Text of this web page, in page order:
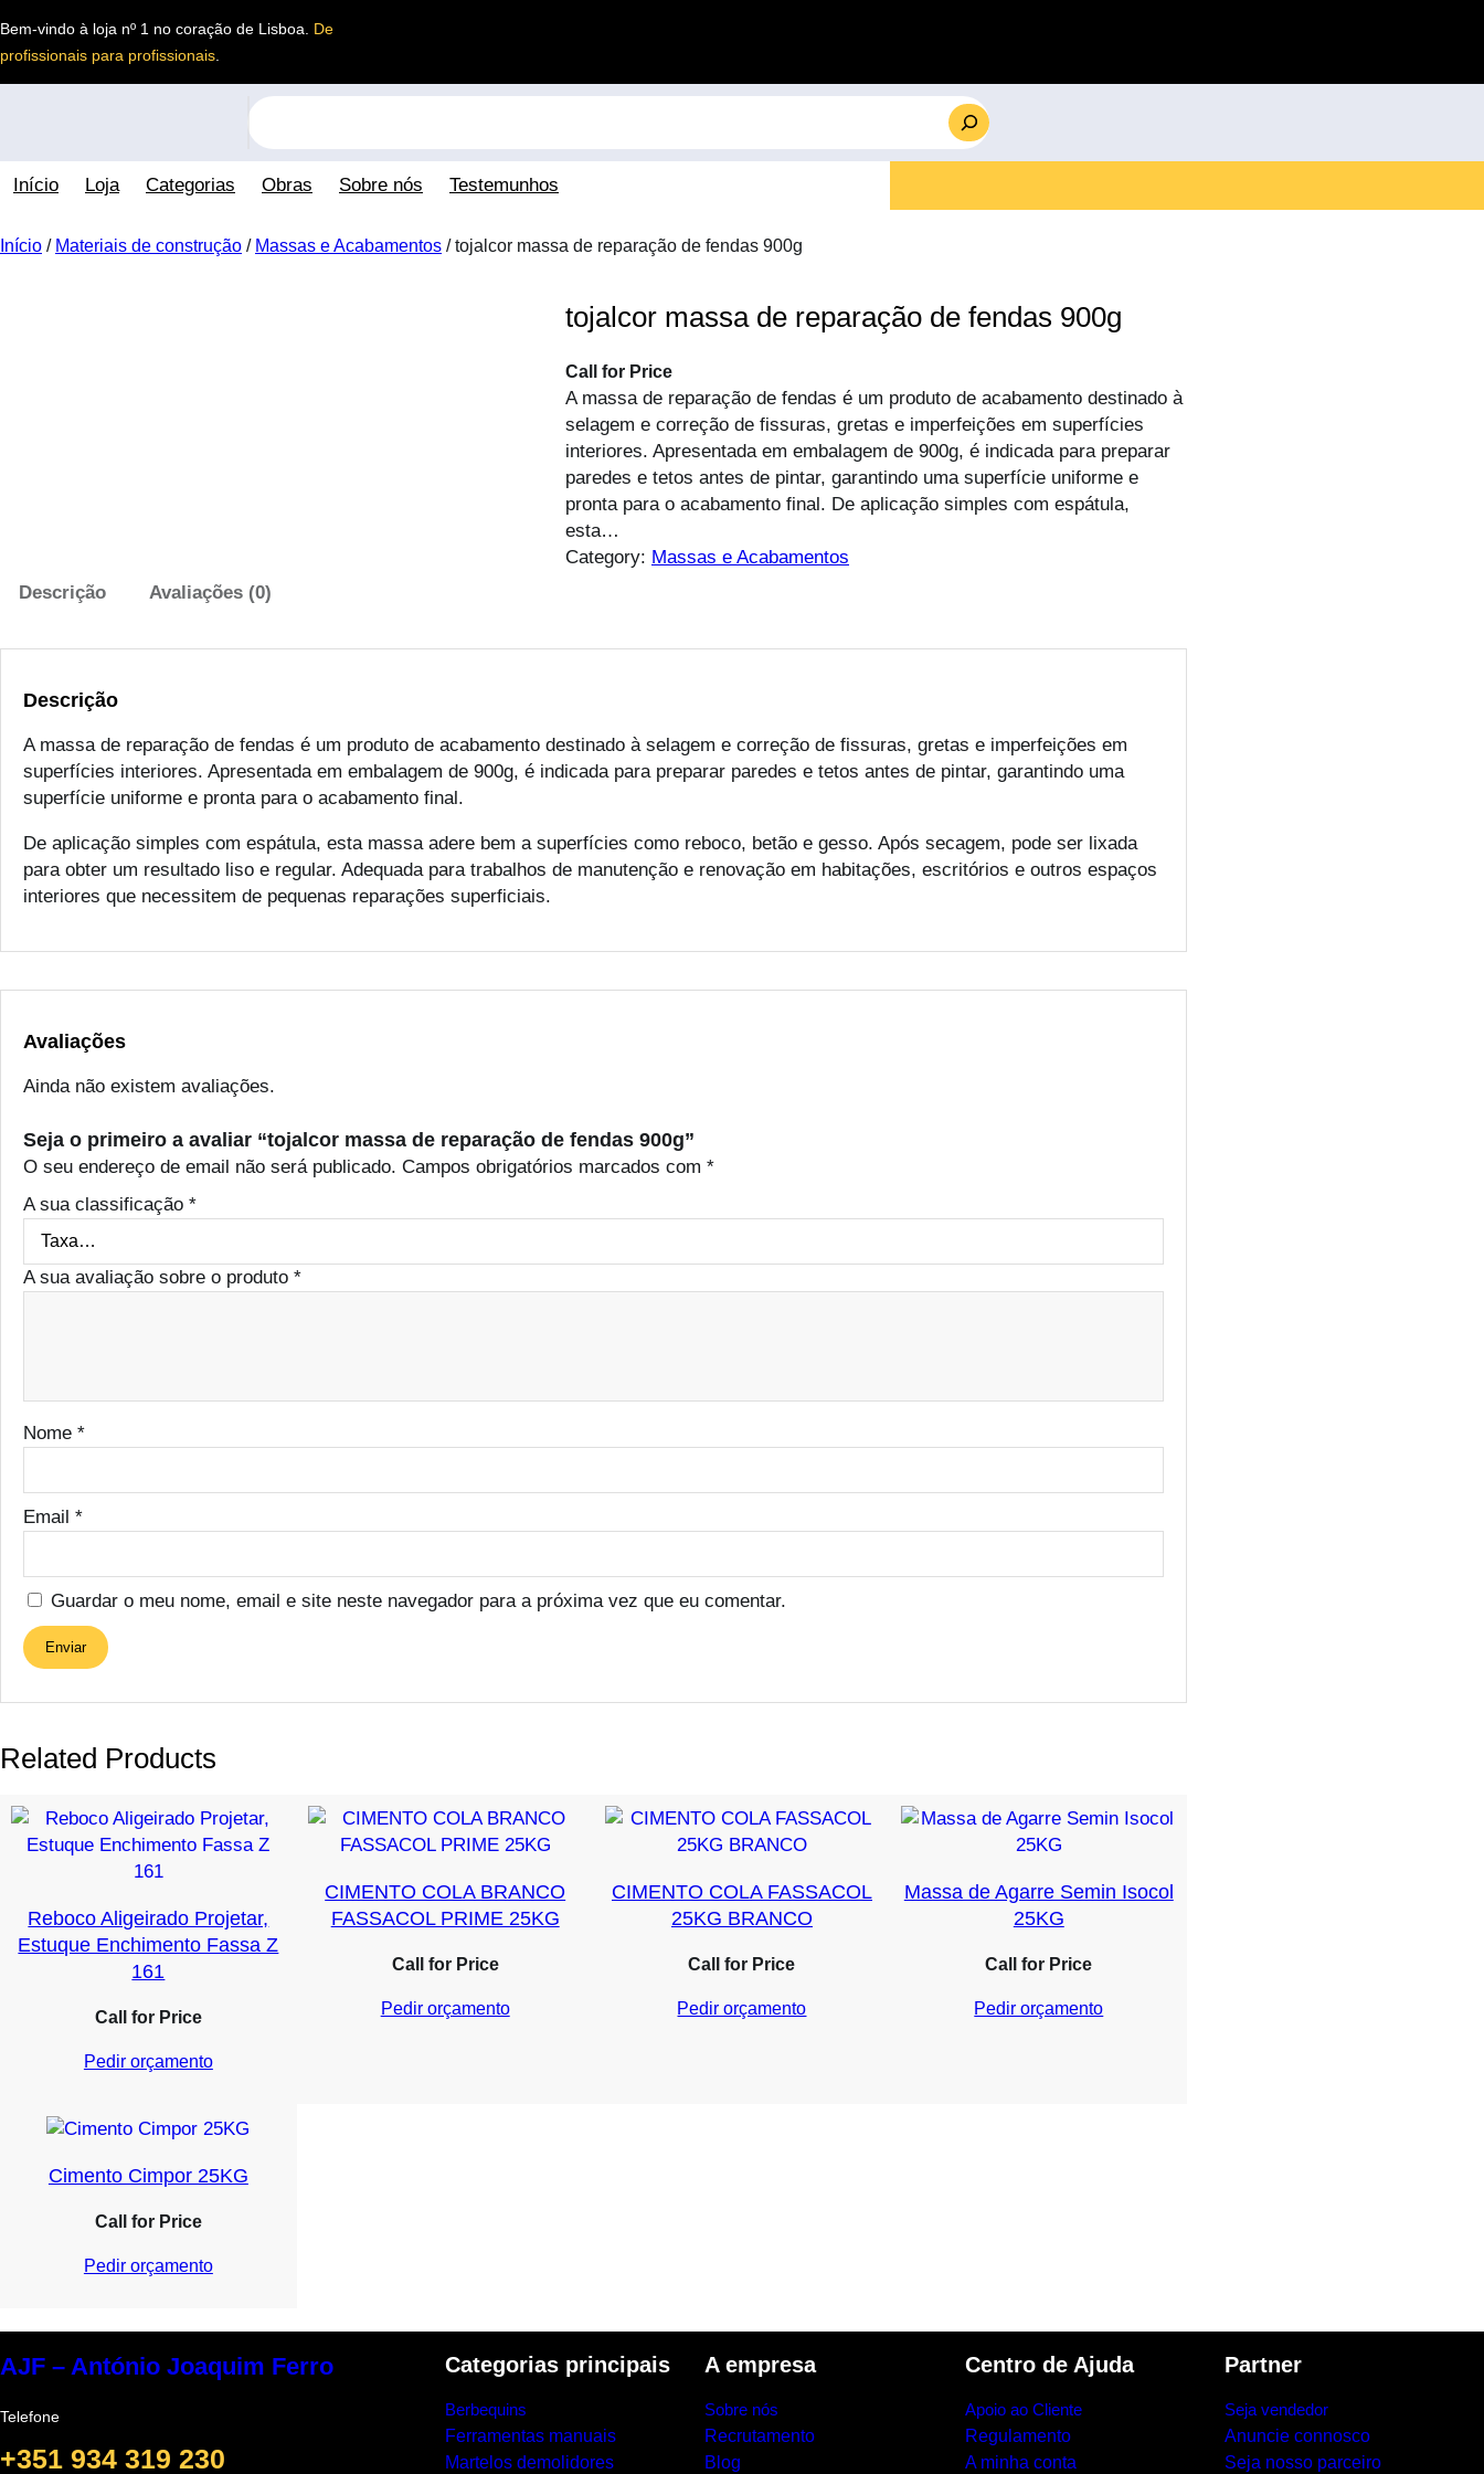
para
o
conteúdo
Bem-vindo à loja nº 1 no coração de Lisboa. De
profissionais para profissionais
S
e
a
h
Início Loja Categorias Obras Sobre nós Testemunhos
Início / Materiais de construção / Massas e Acabamentos / tojalcor massa de reparação de fendas 900g
tojalcor massa de reparação de fendas 900g
Call for Price
A massa de reparação de fendas é um produto de acabamento destinado à
selagem e correção de fissuras, gretas e imperfeições em superfícies
interiores. Apresentada em embalagem de 900g, é indicada para preparar
paredes e tetos antes de pintar, garantindo uma superfície uniforme e
pronta para o acabamento final. De aplicação simples com espátula,
esta…
Category: Massas e Acabamentos
Descrição
Avaliações (0)
Descrição
A massa de reparação de fendas é um produto de acabamento destinado à selagem e correção de fissuras, gretas e imperfeições em
superfícies interiores. Apresentada em embalagem de 900g, é indicada para preparar paredes e tetos antes de pintar, garantindo uma
superfície uniforme e pronta para o acabamento final.
De aplicação simples com espátula, esta massa adere bem a superfícies como reboco, betão e gesso. Após secagem, pode ser lixada
para obter um resultado liso e regular. Adequada para trabalhos de manutenção e renovação em habitações, escritórios e outros espaços
interiores que necessitem de pequenas reparações superficiais.
Avaliações
Ainda não existem avaliações.
Seja o primeiro a avaliar “tojalcor massa de reparação de fendas 900g”
O seu endereço de email não será publicado. Campos obrigatórios marcados com *
A sua classificação *
A sua avaliação sobre o produto *
Nome *
Email *
Guardar o meu nome, email e site neste navegador para a próxima vez que eu comentar.
Related Products
Reboco Aligeirado Projetar,
Estuque Enchimento Fassa Z
161
Call for Price
Pedir orçamento
CIMENTO COLA BRANCO
FASSACOL PRIME 25KG
Call for Price
Pedir orçamento
CIMENTO COLA FASSACOL
25KG BRANCO
Call for Price
Pedir orçamento
Massa de Agarre Semin Isocol
25KG
Call for Price
Pedir orçamento
Cimento Cimpor 25KG
Call for Price
Pedir orçamento
AJF – António Joaquim Ferro
Telefone
+351 934 319 230
Categorias principais
Berbequins
Ferramentas manuais
Martelos demolidores
A empresa
Sobre nós
Recrutamento
Blog
Centro de Ajuda
Apoio ao Cliente
Regulamento
A minha conta
Partner
Seja vendedor
Anuncie connosco
Seja nosso parceiro